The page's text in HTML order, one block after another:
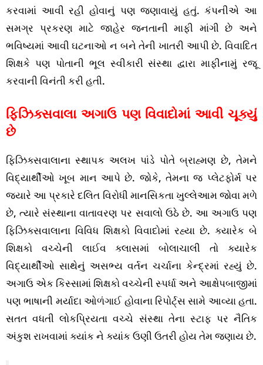
કરવામાં આવી રહી હોવાનું પણ જણાવાયું હતું. કંપનીએ આ
સમગ્ર પ્રકરણ માટે જાહેર જનતાની માફી માંગી છે અને
ભવિષ્યમાં આવી ઘટનાઓ ન બને તેની ખાતરી આપી છે. વિવાદિત
શિક્ષકે પણ પોતાની ભૂલ સ્વીકારી સંસ્થા દ્વારા માફીનામું રજૂ
કરવાની વિનંતી કરી હતી.
ફિઝિક્સવાલા અગાઉ પણ વિવાદોમાં આવી ચૂક્યું
છે
ફિઝિક્સવાલાના સ્થાપક અલખ પાંડે પોતે બ્રાહ્મણ છે, તેમને
વિદ્યાર્થીઓ ખૂબ માન આપે છે. જોકે, તેમના જ પ્લેટફોર્મ પર
જ્યારે આ પ્રકારે દલિત વિરોધી માનસિકતા ખુલ્લેઆમ જોવા મળે
છે, ત્યારે સંસ્થાના વાતાવરણ પર સવાલો ઉઠે છે. આ અગાઉ પણ
ફિઝિક્સવાલાના વિવિધ શિક્ષકો વિવાદોમાં રહ્યા છે. ક્યારેક બે
શિક્ષકો વચ્ચેની લાઈવ ક્લાસમાં બોલાચાલી તો ક્યારેક
વિદ્યાર્થીઓ સાથેનું અસભ્ય વર્તન ચર્ચાના કેન્દ્રમાં રહ્યું છે.
અગાઉ એક કિસ્સામાં શિક્ષકો વચ્ચેની સ્પર્ધા અને આક્ષેપબાજીમાં
પણ ભાષાની મર્યાદા ઓળંગાઈ હોવાના રિપોર્ટ્સ સામે આવ્યા હતા.
સતત વધતી લોકપ્રિયતા વચ્ચે સંસ્થા તેના સ્ટાફ પર નૈતિક
અંકુશ રાખવામાં ક્યાંક ને ક્યાંક ઉણી ઉતરી હોય તેમ જણાય છે.